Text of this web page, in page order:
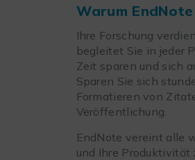
Warum
Ihre Forschung
begleitet Sie in jeder
Zeit sparen und sich
Sparen Sie sich
Formatieren von
Veröffentlichung.
EndNote vereint alle
und Ihre Produktivität